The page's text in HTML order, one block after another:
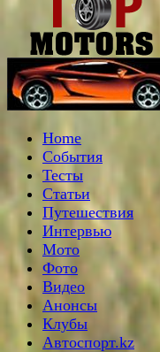
Home
События
Тесты
Статьи
Путешествия
Интервью
Мото
Фото
Видео
Анонсы
Клубы
Автоспорт.kz